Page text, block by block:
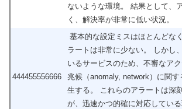
ないような環境。 結果として、
く、解決率が非常に低い状況。
444455556666
基本的な設定ミスはほとんどな
ラートは非常に少ない。 しかし
いるサービスのため、不審なア
兆候（anomaly, network）に関
生する。 これらのアラートは深
が、迅速かつ的確に対応してい